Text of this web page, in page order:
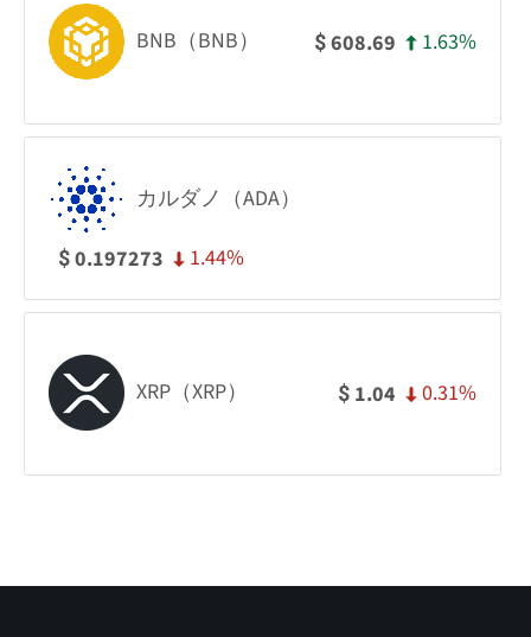
BNB（BNB） $608.69 1.63%
カルダノ（ADA）
$0.197273 1.44%
XRP（XRP） $ 1.04 0.31%